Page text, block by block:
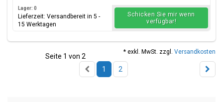
Lager: 0
Lieferzeit: Versandbereit in 5 -
15 Werktagen
Schicken Sie mir wenn
verfügbar!
* exkl. MwSt. zzgl. Versandkosten
Seite 1 von 2
1
2